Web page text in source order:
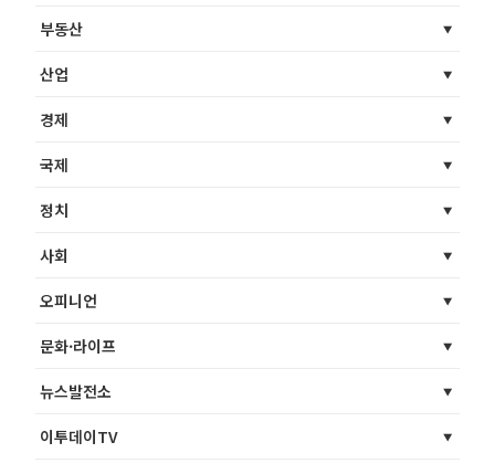
부동산
산업
경제
국제
정치
사회
오피니언
문화·라이프
뉴스발전소
이투데이TV